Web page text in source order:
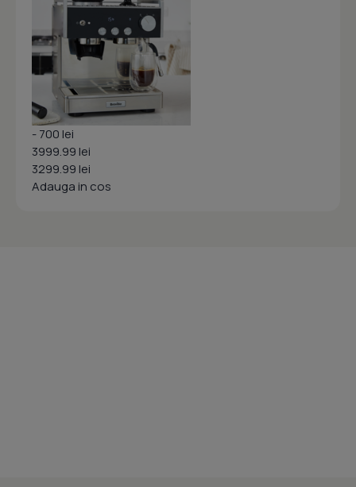
- 700 lei
3999.99 lei
3299.99 lei
Adauga in cos